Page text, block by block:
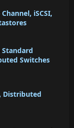
iSCSI,
Standard
Switches
Distributed